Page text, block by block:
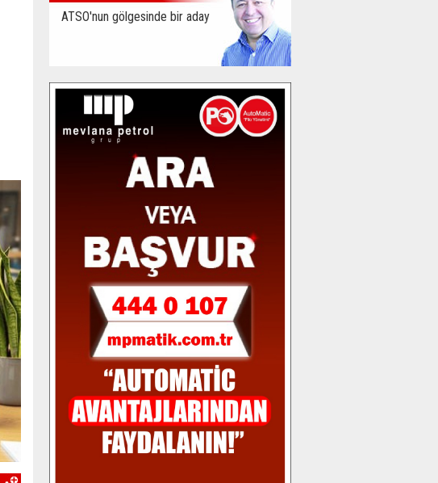
ATSO'nun gölgesinde bir aday